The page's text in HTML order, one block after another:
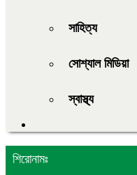
সাহিত্য
সোশ্যাল মিডিয়া
স্বাস্থ্য
শিরোনামঃ